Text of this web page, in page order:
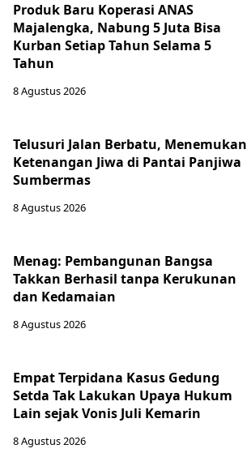
Produk Baru Koperasi ANAS
Majalengka, Nabung 5 Juta Bisa
Kurban Setiap Tahun Selama 5
Tahun
8 Agustus 2026
Telusuri Jalan Berbatu, Menemukan
Ketenangan Jiwa di Pantai Panjiwa
Sumbermas
8 Agustus 2026
Menag: Pembangunan Bangsa
Takkan Berhasil tanpa Kerukunan
dan Kedamaian
8 Agustus 2026
Empat Terpidana Kasus Gedung
Setda Tak Lakukan Upaya Hukum
Lain sejak Vonis Juli Kemarin
8 Agustus 2026